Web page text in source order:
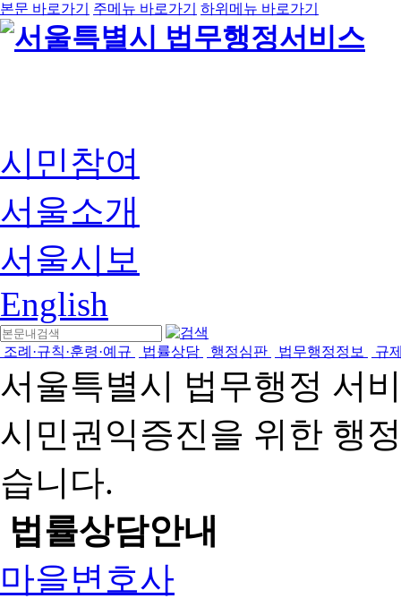
본문 바로가기 주메뉴 바로가기 하위메뉴 바로가기
시민참여
서울소개
서울시보
English
조례·규칙·훈령·예규 법률상담 행정심판 법무행정정보 규
서울특별시 법무행정 서
시민권익증진을 위한 행
습니다.
법률상담안내
마을변호사